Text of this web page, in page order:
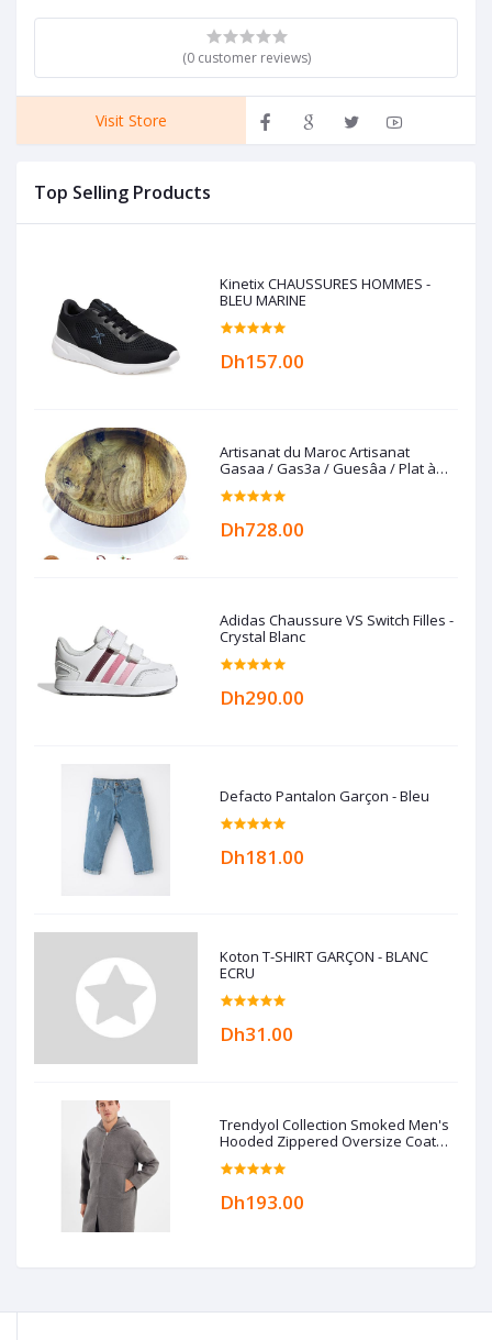
(0 customer reviews)
Visit Store
Top Selling Products
Kinetix CHAUSSURES HOMMES -
BLEU MARINE
Dh157.00
Artisanat du Maroc Artisanat
Gasaa / Gas3a / Guesâa / Plat à
couscous en Bois de noyer
Dh728.00
Adidas Chaussure VS Switch Filles -
Crystal Blanc
Dh290.00
Defacto Pantalon Garçon - Bleu
Dh181.00
Koton T-SHIRT GARÇON - BLANC
ECRU
Dh31.00
Trendyol Collection Smoked Men's
Hooded Zippered Oversize Coat
TMNAW22KB0050
Dh193.00